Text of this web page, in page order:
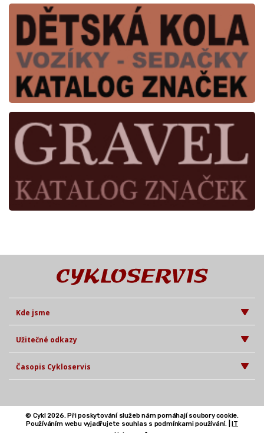
Kde jsme
Užitečné odkazy
Časopis Cykloservis
© Cykl 2026. Při poskytování služeb nám pomáhají soubory cookie.
Používáním webu vyjadřujete souhlas s podmínkami používání. |
IT